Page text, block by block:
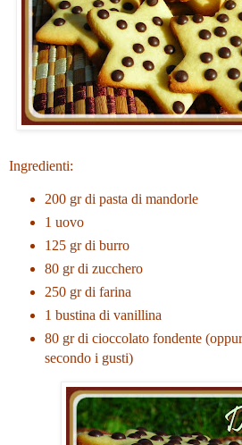
Ingredienti:
200 gr di pasta di mandorle
1 uovo
125 gr di burro
80 gr di zucchero
250 gr di farina
1 bustina di vanillina
80 gr di cioccolato fondente
secondo i gusti)